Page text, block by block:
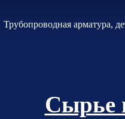
Трубопроводная арматура,
Сырье